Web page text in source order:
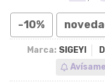
-10%
Marca: SIGEYI